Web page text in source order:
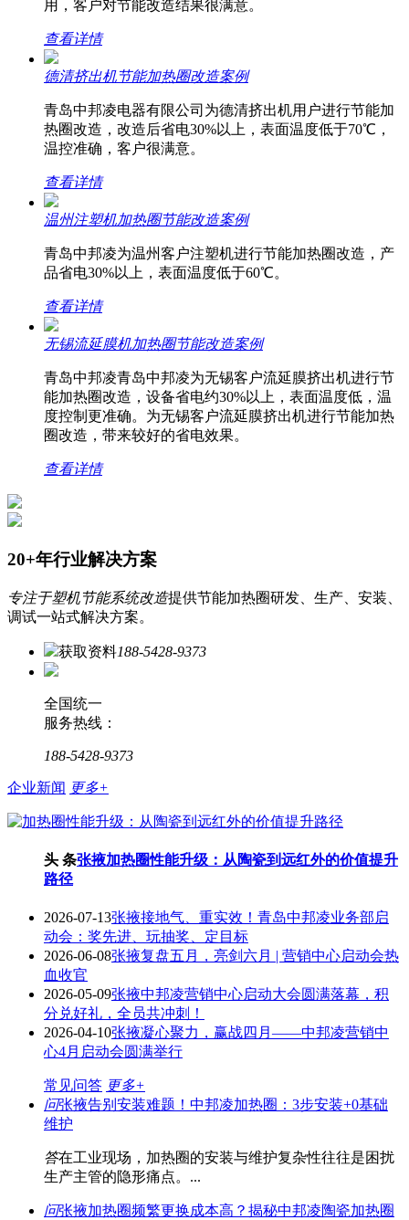
用，客户对节能改造结果很满意。
查看详情
德清挤出机节能加热圈改造案例
青岛中邦凌电器有限公司为德清挤出机用户进行节能加
热圈改造，改造后省电30%以上，表面温度低于70℃，
温控准确，客户很满意。
查看详情
温州注塑机加热圈节能改造案例
青岛中邦凌为温州客户注塑机进行节能加热圈改造，产
品省电30%以上，表面温度低于60℃。
查看详情
无锡流延膜机加热圈节能改造案例
青岛中邦凌青岛中邦凌为无锡客户流延膜挤出机进行节
能加热圈改造，设备省电约30%以上，表面温度低，温
度控制更准确。为无锡客户流延膜挤出机进行节能加热
圈改造，带来较好的省电效果。
查看详情
20+年行业解决方案
专注于塑机节能系统改造提供节能加热圈研发、生产、安装、
调试一站式解决方案。
获取资料188-5428-9373
全国统一
服务热线：
188-5428-9373
企业新闻 更多+
头 条张掖加热圈性能升级：从陶瓷到远红外的价值提升
路径
2026-07-13张掖接地气、重实效！青岛中邦凌业务部启
动会：奖先进、玩抽奖、定目标
2026-06-08张掖复盘五月，亮剑六月 | 营销中心启动会热
血收官
2026-05-09张掖中邦凌营销中心启动大会圆满落幕，积
分兑好礼，全员共冲刺！
2026-04-10张掖凝心聚力，赢战四月——中邦凌营销中
心4月启动会圆满举行
常见问答 更多+
问张掖告别安装难题！中邦凌加热圈：3步安装+0基础
维护
答在工业现场，加热圈的安装与维护复杂性往往是困扰
生产主管的隐形痛点。...
问张掖加热圈频繁更换成本高？揭秘中邦凌陶瓷加热圈